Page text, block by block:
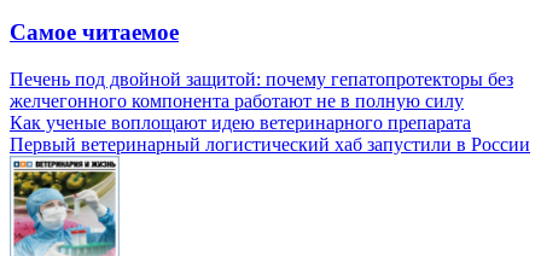
Самое читаемое
Печень под двойной защитой: почему гепатопротекторы без
желчегонного компонента работают не в полную силу
Как ученые воплощают идею ветеринарного препарата
Первый ветеринарный логистический хаб запустили в России